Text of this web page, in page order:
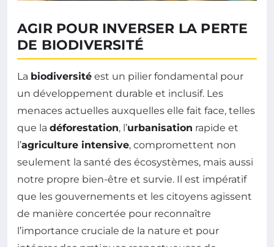
AGIR POUR INVERSER LA PERTE
DE BIODIVERSITÉ
La biodiversité est un pilier fondamental pour
un développement durable et inclusif. Les
menaces actuelles auxquelles elle fait face, telles
que la déforestation, l’urbanisation rapide et
l’agriculture intensive, compromettent non
seulement la santé des écosystèmes, mais aussi
notre propre bien-être et survie. Il est impératif
que les gouvernements et les citoyens agissent
de manière concertée pour reconnaître
l’importance cruciale de la nature et pour